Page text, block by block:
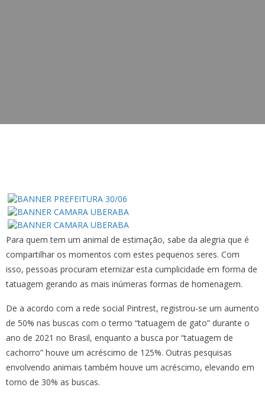
Para quem tem um animal de estimação, sabe da alegria que é
compartilhar os momentos com estes pequenos seres. Com
isso, pessoas procuram eternizar esta cumplicidade em forma de
tatuagem gerando as mais inúmeras formas de homenagem.
De a acordo com a rede social Pintrest, registrou-se um aumento
de 50% nas buscas com o termo “tatuagem de gato” durante o
ano de 2021 no Brasil, enquanto a busca por “tatuagem de
cachorro” houve um acréscimo de 125%. Outras pesquisas
envolvendo animais também houve um acréscimo, elevando em
torno de 30% as buscas.